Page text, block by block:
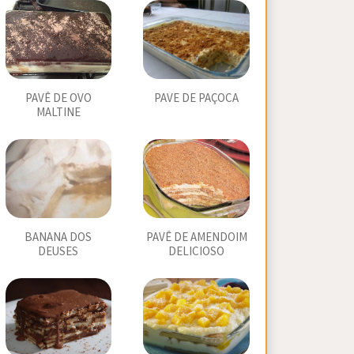
PAVÊ DE OVO
MALTINE
PAVE DE PAÇOCA
BANANA DOS
DEUSES
PAVÊ DE AMENDOIM
DELICIOSO